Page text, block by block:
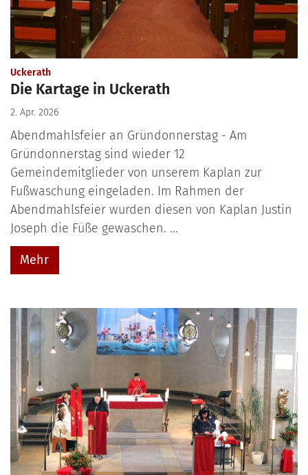
Uckerath:
Die Kartage in Uckerath
2. Apr. 2026
Abendmahlsfeier an Gründonnerstag - Am
Gründonnerstag sind wieder 12
Gemeindemitglieder von unserem Kaplan zur
Fußwaschung eingeladen. Im Rahmen der
Abendmahlsfeier wurden diesen von Kaplan Justin
Joseph die Füße gewaschen. ...
Mehr